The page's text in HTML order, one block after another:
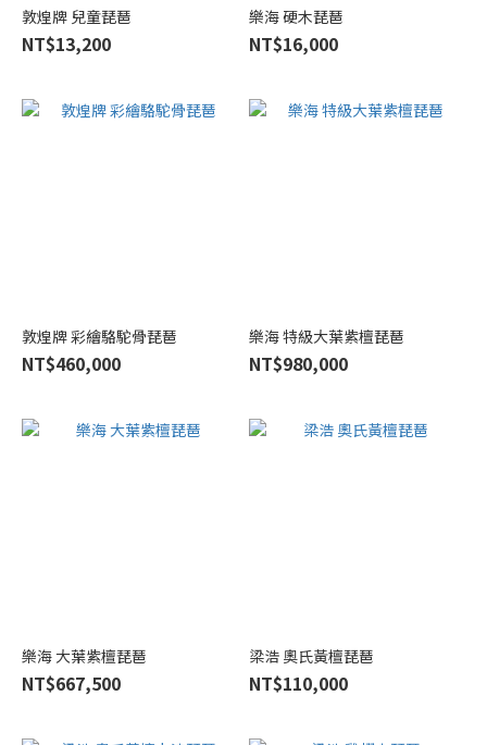
敦煌牌 兒童琵琶
NT$13,200
樂海 硬木琵琶
NT$16,000
敦煌牌 彩繪駱駝骨琵琶
NT$460,000
樂海 特級大葉紫檀琵琶
NT$980,000
樂海 大葉紫檀琵琶
NT$667,500
梁浩 奧氏黃檀琵琶
NT$110,000